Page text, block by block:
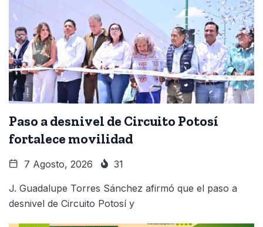
Paso a desnivel de Circuito Potosí
fortalece movilidad
7 Agosto, 2026 31
J. Guadalupe Torres Sánchez afirmó que el paso a
desnivel de Circuito Potosí y